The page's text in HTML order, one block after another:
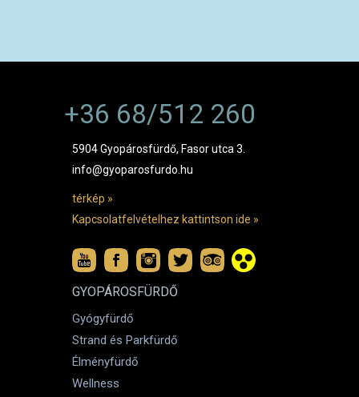
+36 68/512 260
5904 Gyopárosfürdő, Fasor utca 3.
info@gyoparosfurdo.hu
térkép »
Kapcsolatfelvételhez kattintson ide »
GYOPÁROSFÜRDŐ
Gyógyfürdő
Strand és Parkfürdő
Élményfürdő
Wellness